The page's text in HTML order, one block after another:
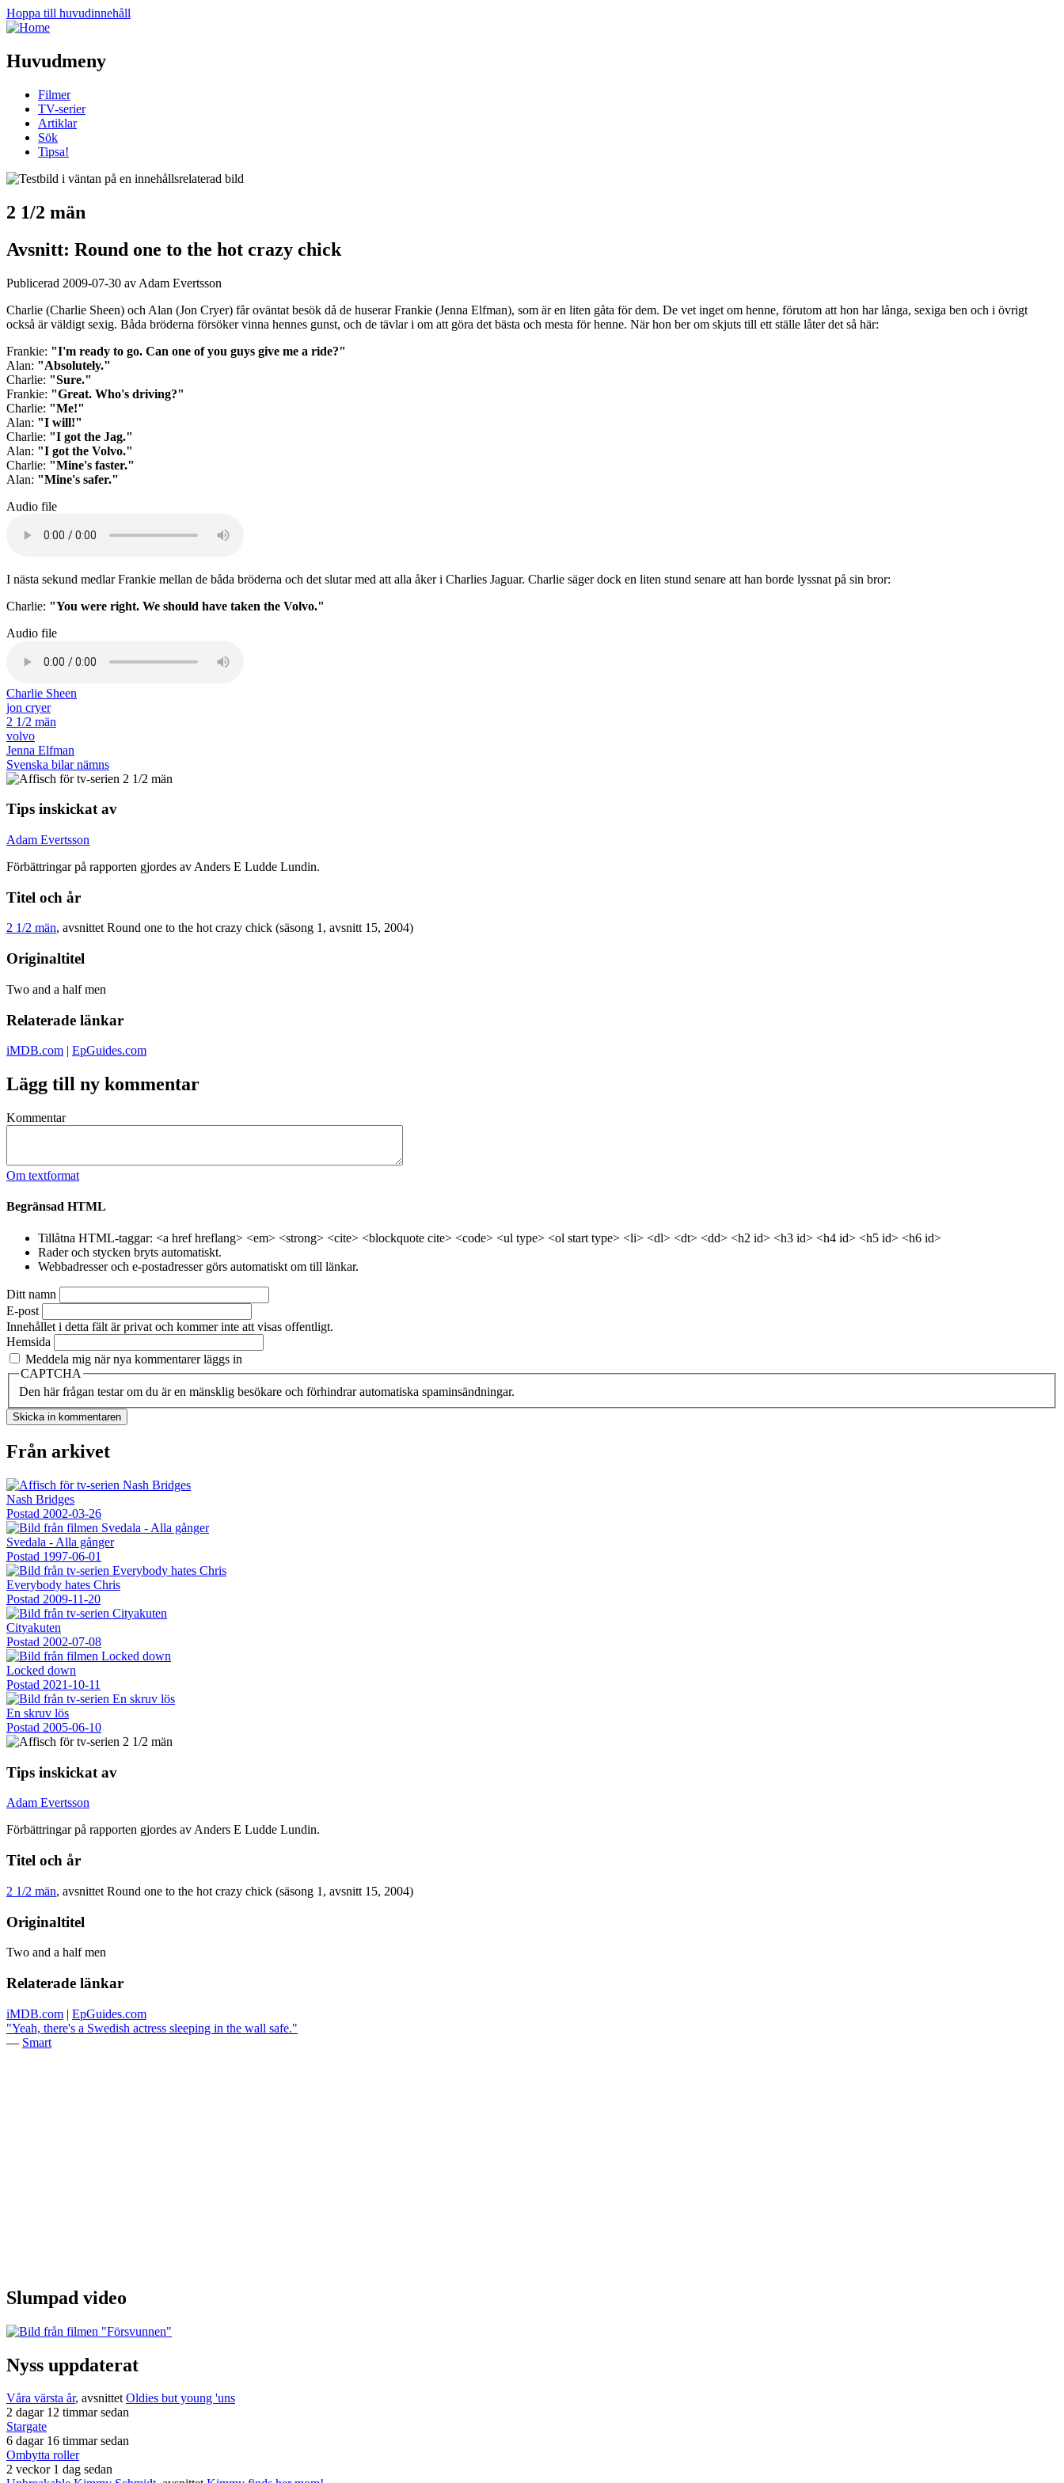
Hoppa till huvudinnehåll
Huvudmeny
Filmer
TV-serier
Artiklar
Sök
Tipsa!
2 1/2 män
Avsnitt: Round one to the hot crazy chick
Publicerad 2009-07-30 av Adam Evertsson
Charlie (Charlie Sheen) och Alan (Jon Cryer) får oväntat besök då de huserar Frankie (Jenna Elfman), som är en liten gåta för dem. De vet inget om henne, förutom att hon har långa, sexiga ben och i övrigt
också är väldigt sexig. Båda bröderna försöker vinna hennes gunst, och de tävlar i om att göra det bästa och mesta för henne. När hon ber om skjuts till ett ställe låter det så här:
Frankie: "I'm ready to go. Can one of you guys give me a ride?"
Alan: "Absolutely."
Charlie: "Sure."
Frankie: "Great. Who's driving?"
Charlie: "Me!"
Alan: "I will!"
Charlie: "I got the Jag."
Alan: "I got the Volvo."
Charlie: "Mine's faster."
Alan: "Mine's safer."
Audio file
I nästa sekund medlar Frankie mellan de båda bröderna och det slutar med att alla åker i Charlies Jaguar. Charlie säger dock en liten stund senare att han borde lyssnat på sin bror:
Charlie: "You were right. We should have taken the Volvo."
Audio file
Charlie Sheen
jon cryer
2 1/2 män
volvo
Jenna Elfman
Svenska bilar nämns
Tips inskickat av
Adam Evertsson
Förbättringar på rapporten gjordes av Anders E Ludde Lundin.
Titel och år
2 1/2 män, avsnittet Round one to the hot crazy chick (säsong 1, avsnitt 15, 2004)
Originaltitel
Two and a half men
Relaterade länkar
iMDB.com | EpGuides.com
Lägg till ny kommentar
Kommentar
Om textformat
Begränsad HTML
Tillåtna HTML-taggar: <a href hreflang> <em> <strong> <cite> <blockquote cite> <code> <ul type> <ol start type> <li> <dl> <dt> <dd> <h2 id> <h3 id> <h4 id> <h5 id> <h6 id>
Rader och stycken bryts automatiskt.
Webbadresser och e-postadresser görs automatiskt om till länkar.
Ditt namn
E-post
Innehållet i detta fält är privat och kommer inte att visas offentligt.
Hemsida
Meddela mig när nya kommentarer läggs in
CAPTCHA
Den här frågan testar om du är en mänsklig besökare och förhindrar automatiska spaminsändningar.
Från arkivet
Nash Bridges
Postad 2002-03-26
Svedala - Alla gånger
Postad 1997-06-01
Everybody hates Chris
Postad 2009-11-20
Cityakuten
Postad 2002-07-08
Locked down
Postad 2021-10-11
En skruv lös
Postad 2005-06-10
Tips inskickat av
Adam Evertsson
Förbättringar på rapporten gjordes av Anders E Ludde Lundin.
Titel och år
2 1/2 män, avsnittet Round one to the hot crazy chick (säsong 1, avsnitt 15, 2004)
Originaltitel
Two and a half men
Relaterade länkar
iMDB.com | EpGuides.com
"Yeah, there's a Swedish actress sleeping in the wall safe."
— Smart
Slumpad video
Nyss uppdaterat
Våra värsta år, avsnittetOldies but young 'uns
2 dagar 12 timmar sedan
Stargate
6 dagar 16 timmar sedan
Ombytta roller
2 veckor 1 dag sedan